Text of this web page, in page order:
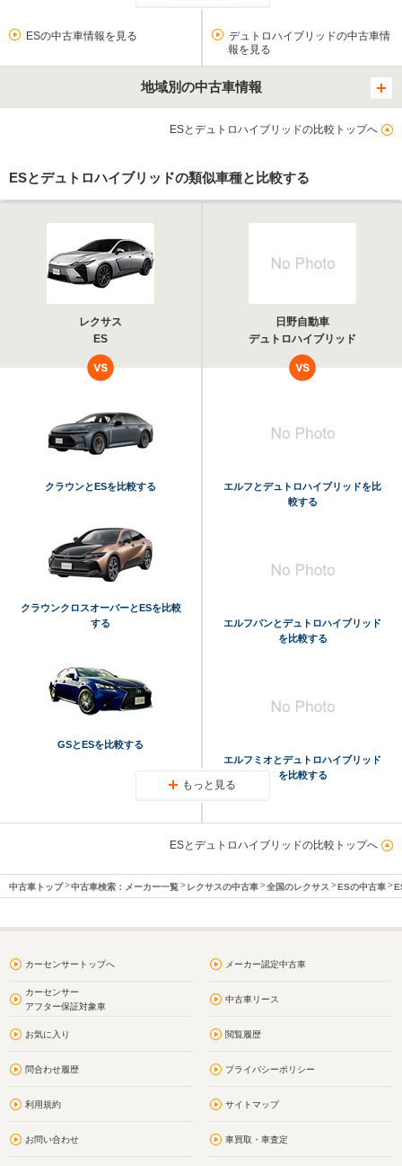
ESの中古車情報を見る
デュトロハイブリッドの中古車情
報を見る
地域別の中古車情報
ESとデュトロハイブリッドの比較トップへ
ESとデュトロハイブリッドの類似車種と比較する
レクサス
ES
日野自動車
デュトロハイブリッド
クラウンとESを比較する
クラウンクロスオーバーとESを比較
する
GSとESを比較する
エルフとデュトロハイブリッドを比
較する
エルフバンとデュトロハイブリッド
を比較する
エルフミオとデュトロハイブリッド
を比較する
もっと見る
ESとデュトロハイブリッドの比較トップへ
中古車トップ 中古車検索：メーカー一覧 レクサスの中古車 全国のレクサス ESの中古車
カーセンサートップへ メーカー認定中古車
カーセンサー
アフター保証対象車
中古車リース
お気に入り 閲覧履歴
問合わせ履歴 プライバシーポリシー
利用規約 サイトマップ
お問い合わせ 車買取・車査定